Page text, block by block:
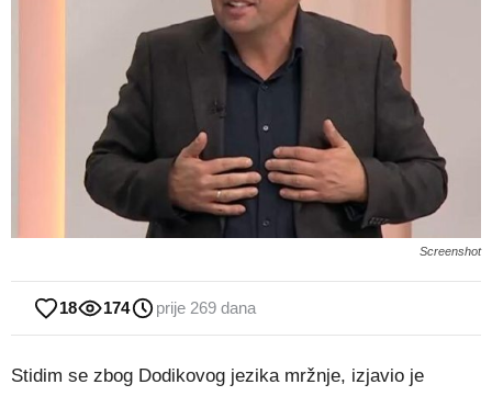
Screenshot
18 174 prije 269 dana
Stidim se zbog Dodikovog jezika mržnje, izjavio je